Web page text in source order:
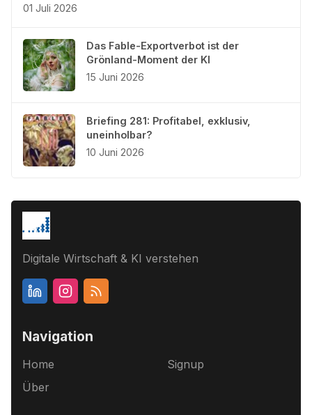
01 Juli 2026
Das Fable-Exportverbot ist der
Grönland-Moment der KI
15 Juni 2026
Briefing 281: Profitabel, exklusiv,
uneinholbar?
10 Juni 2026
Digitale Wirtschaft & KI verstehen
Navigation
Home
Über
Signup